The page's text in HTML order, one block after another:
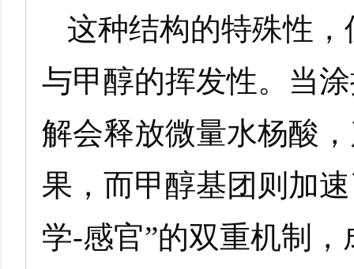
这种结构的特殊性
与甲醇的挥发性。当
解会释放微量水杨酸
果，而甲醇基团则加
学-感官”的双重机制